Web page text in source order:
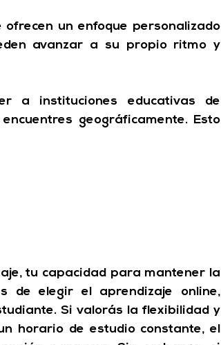
ofrecen un enfoque personalizado
avanzar a su propio ritmo y
a instituciones educativas de
geográficamente. Esto
tu capacidad para mantener la
de elegir el aprendizaje online,
Si valorás la flexibilidad y
horario de estudio constante, el